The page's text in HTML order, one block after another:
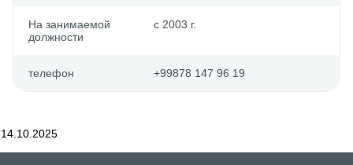
На занимаемой
должности
с 2003 г.
телефон +99878 147 96 19
14.10.2025